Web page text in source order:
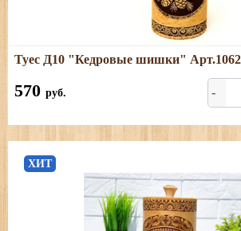
Подробнее
Размеры: диаметр - 10,5 см; высота (с
объём - 1 л.
Туес Д10 "Кедровые шишки"
570 руб. -
ХИТ